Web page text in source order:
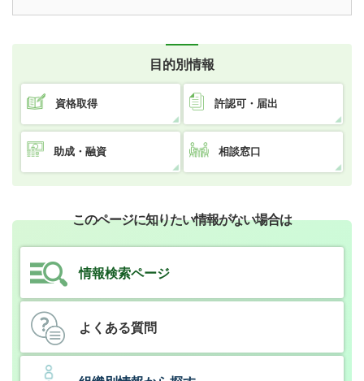
目的別情報
資格取得 許認可・届出
助成・融資 相談窓口
このページに知りたい情報がない場合は
情報検索ページ
よくある質問